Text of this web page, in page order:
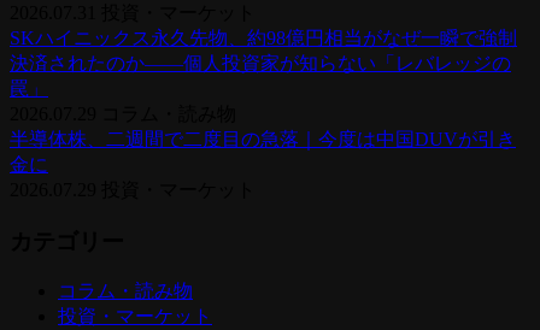
SKハイニックス永久先物、約98億円相当がなぜ一瞬で強制
決済されたのか——個人投資家が知らない「レバレッジの
罠」
半導体株、二週間で二度目の急落｜今度は中国DUVが引き
金に
コラム・読み物
投資・マーケット